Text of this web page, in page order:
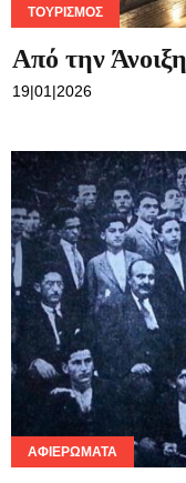
ΤΟΥΡΙΣΜΌΣ
Από την
19|01|2026
ΑΦΙΕΡΏΜΑΤΑ